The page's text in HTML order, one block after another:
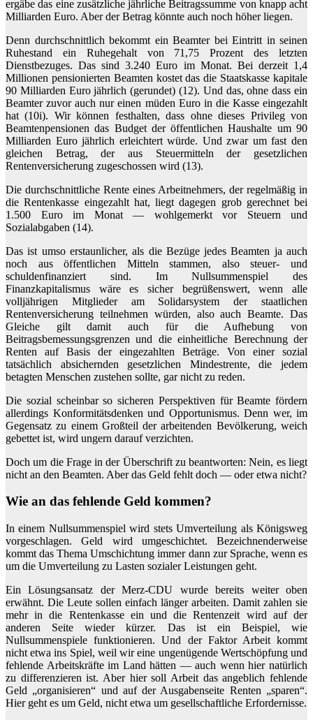
ergäbe das eine zusätzliche jährliche Beitragssumme von knapp acht
Milliarden Euro. Aber der Betrag könnte auch noch höher liegen.
Denn durchschnittlich bekommt ein Beamter bei Eintritt in seinen
Ruhestand ein Ruhegehalt von 71,75 Prozent des letzten
Dienstbezuges. Das sind 3.240 Euro im Monat. Bei derzeit 1,4
Millionen pensionierten Beamten kostet das die Staatskasse kapitale
90 Milliarden Euro jährlich (gerundet) (12). Und das, ohne dass ein
Beamter zuvor auch nur einen müden Euro in die Kasse eingezahlt
hat (10i). Wir können festhalten, dass ohne dieses Privileg von
Beamtenpensionen das Budget der öffentlichen Haushalte um 90
Milliarden Euro jährlich erleichtert würde. Und zwar um fast den
gleichen Betrag, der aus Steuermitteln der gesetzlichen
Rentenversicherung zugeschossen wird (13).
Die durchschnittliche Rente eines Arbeitnehmers, der regelmäßig in
die Rentenkasse eingezahlt hat, liegt dagegen grob gerechnet bei
1.500 Euro im Monat — wohlgemerkt vor Steuern und
Sozialabgaben (14).
Das ist umso erstaunlicher, als die Bezüge jedes Beamten ja auch
noch aus öffentlichen Mitteln stammen, also steuer- und
schuldenfinanziert sind. Im Nullsummenspiel des
Finanzkapitalismus wäre es sicher begrüßenswert, wenn alle
volljährigen Mitglieder am Solidarsystem der staatlichen
Rentenversicherung teilnehmen würden, also auch Beamte. Das
Gleiche gilt damit auch für die Aufhebung von
Beitragsbemessungsgrenzen und die einheitliche Berechnung der
Renten auf Basis der eingezahlten Beträge. Von einer sozial
tatsächlich absichernden gesetzlichen Mindestrente, die jedem
betagten Menschen zustehen sollte, gar nicht zu reden.
Die sozial scheinbar so sicheren Perspektiven für Beamte fördern
allerdings Konformitätsdenken und Opportunismus. Denn wer, im
Gegensatz zu einem Großteil der arbeitenden Bevölkerung, weich
gebettet ist, wird ungern darauf verzichten.
Doch um die Frage in der Überschrift zu beantworten: Nein, es liegt
nicht an den Beamten. Aber das Geld fehlt doch — oder etwa nicht?
Wie an das fehlende Geld kommen?
In einem Nullsummenspiel wird stets Umverteilung als Königsweg
vorgeschlagen. Geld wird umgeschichtet. Bezeichnenderweise
kommt das Thema Umschichtung immer dann zur Sprache, wenn es
um die Umverteilung zu Lasten sozialer Leistungen geht.
Ein Lösungsansatz der Merz-CDU wurde bereits weiter oben
erwähnt. Die Leute sollen einfach länger arbeiten. Damit zahlen sie
mehr in die Rentenkasse ein und die Rentenzeit wird auf der
anderen Seite wieder kürzer. Das ist ein Beispiel, wie
Nullsummenspiele funktionieren. Und der Faktor Arbeit kommt
nicht etwa ins Spiel, weil wir eine ungenügende Wertschöpfung und
fehlende Arbeitskräfte im Land hätten — auch wenn hier natürlich
zu differenzieren ist. Aber hier soll Arbeit das angeblich fehlende
Geld „organisieren“ und auf der Ausgabenseite Renten „sparen“.
Hier geht es um Geld, nicht etwa um gesellschaftliche Erfordernisse.